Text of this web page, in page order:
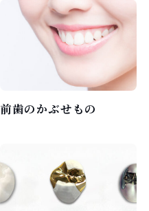
前歯のかぶせもの